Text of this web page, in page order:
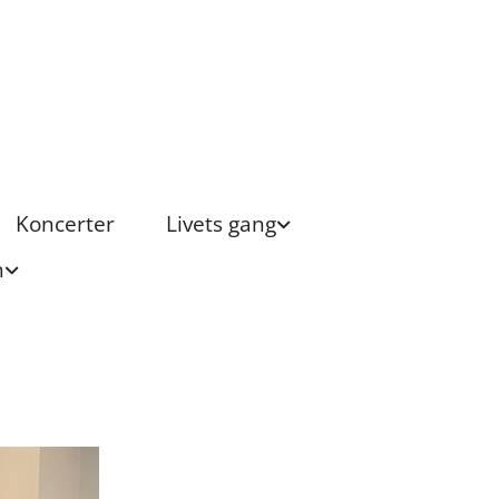
Koncerter
Livets gang